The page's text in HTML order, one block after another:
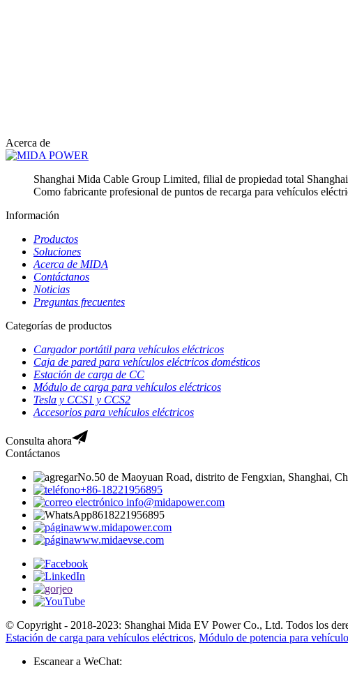
Acerca de
Shanghai Mida Cable Group Limited, filial de propiedad total
Como fabricante profesional de puntos de recarga para vehículos
Información
Productos
Soluciones
Acerca de MIDA
Contáctanos
Noticias
Preguntas frecuentes
Categorías de productos
Cargador portátil para vehículos eléctricos
Caja de pared para vehículos eléctricos domésticos
Estación de carga de CC
Módulo de carga para vehículos eléctricos
Tesla y CCS1 y CCS2
Accesorios para vehículos eléctricos
Consulta ahora
Contáctanos
No.50 de Maoyuan Road, distrito de Fengxian, Shanghai,
+86-18221956895
info@midapower.com
8618221956895
www.midapower.com
www.midaevse.com
© Copyright - 2018-2023: Shanghai Mida EV Power Co., Ltd. Todos los
Estación de carga para vehículos eléctricos, Módulo de potencia para
Escanear a WeChat: